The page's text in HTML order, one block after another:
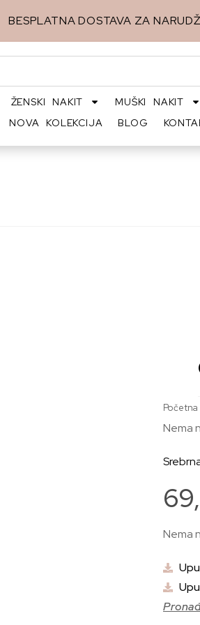
BESPLATNA DOSTAVA ZA
ŽENSKI NAKIT MUŠKI NAKIT
NOVA KOLEKCIJA
BLOG
Početna
Nema
Nema